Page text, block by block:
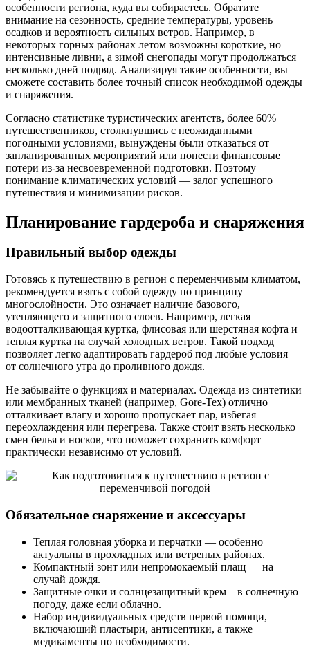
особенности региона, куда вы собираетесь. Обратите
внимание на сезонность, средние температуры, уровень
осадков и вероятность сильных ветров. Например, в
некоторых горных районах летом возможны короткие, но
интенсивные ливни, а зимой снегопады могут продолжаться
несколько дней подряд. Анализируя такие особенности, вы
сможете составить более точный список необходимой одежды
и снаряжения.
Согласно статистике туристических агентств, более 60%
путешественников, столкнувшись с неожиданными
погодными условиями, вынуждены были отказаться от
запланированных мероприятий или понести финансовые
потери из-за несвоевременной подготовки. Поэтому
понимание климатических условий — залог успешного
путешествия и минимизации рисков.
Планирование гардероба и снаряжения
Правильный выбор одежды
Готовясь к путешествию в регион с переменчивым климатом,
рекомендуется взять с собой одежду по принципу
многослойности. Это означает наличие базового,
утепляющего и защитного слоев. Например, легкая
водоотталкивающая куртка, флисовая или шерстяная кофта и
теплая куртка на случай холодных ветров. Такой подход
позволяет легко адаптировать гардероб под любые условия –
от солнечного утра до проливного дождя.
Не забывайте о функциях и материалах. Одежда из синтетики
или мембранных тканей (например, Gore-Tex) отлично
отталкивает влагу и хорошо пропускает пар, избегая
переохлаждения или перегрева. Также стоит взять несколько
смен белья и носков, что поможет сохранить комфорт
практически независимо от условий.
Обязательное снаряжение и аксессуары
Теплая головная уборка и перчатки — особенно
актуальны в прохладных или ветреных районах.
Компактный зонт или непромокаемый плащ — на
случай дождя.
Защитные очки и солнцезащитный крем – в солнечную
погоду, даже если облачно.
Набор индивидуальных средств первой помощи,
включающий пластыри, антисептики, а также
медикаменты по необходимости.